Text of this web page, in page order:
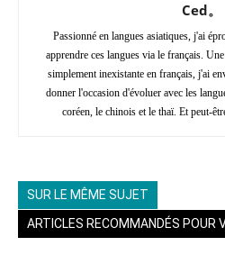
Ced。
Passionné en langues asiatiques, j'ai
apprendre ces langues via le français.
simplement inexistante en français, j'ai
donner l'occasion d'évoluer avec les
coréen, le chinois et le thaï. Et peut-
SUR LE MÊME SUJET
ARTICLES RECOMMANDÉS POUR